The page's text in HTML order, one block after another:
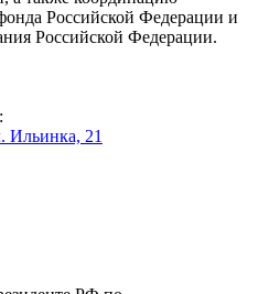
Российской Федерации и
Российской Федерации.
Ильинка, 21